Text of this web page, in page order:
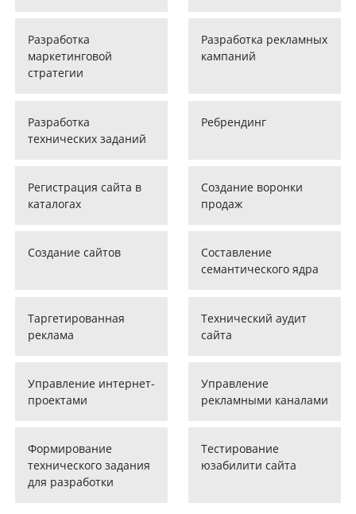
Разработка
маркетинговой
стратегии
Разработка рекламных
кампаний
Разработка
технических заданий
Ребрендинг
Регистрация сайта в
каталогах
Создание воронки
продаж
Создание сайтов
Составление
семантического ядра
Таргетированная
реклама
Технический аудит
сайта
Управление интернет-
проектами
Управление
рекламными каналами
Формирование
технического задания
для разработки
Тестирование
юзабилити сайта